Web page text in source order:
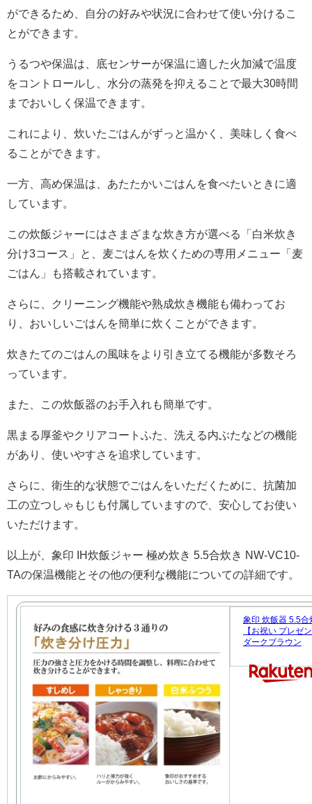
ができるため、自分の好みや状況に合わせて使い分けるこ
とができます。
うるつや保温は、底センサーが保温に適した火加減で温度
をコントロールし、水分の蒸発を抑えることで最大30時間
までおいしく保温できます。
これにより、炊いたごはんがずっと温かく、美味しく食べ
ることができます。
一方、高め保温は、あたたかいごはんを食べたいときに適
しています。
この炊飯ジャーにはさまざまな炊き方が選べる「白米炊き
分け3コース」と、麦ごはんを炊くための専用メニュー「麦
ごはん」も搭載されています。
さらに、クリーニング機能や熟成炊き機能も備わってお
り、おいしいごはんを簡単に炊くことができます。
炊きたてのごはんの風味をより引き立てる機能が多数そろ
っています。
また、この炊飯器のお手入れも簡単です。
黒まる厚釜やクリアコートふた、洗える内ぶたなどの機能
があり、使いやすさを追求しています。
さらに、衛生的な状態でごはんをいただくために、抗菌加
工の立つしゃもじも付属していますので、安心してお使い
いただけます。
以上が、象印 IH炊飯ジャー 極め炊き 5.5合炊き NW-VC10-
TAの保温機能とその他の便利な機能についての詳細です。
象印 炊飯器 5.5合
【お祝い プレゼ
ダークブラウン